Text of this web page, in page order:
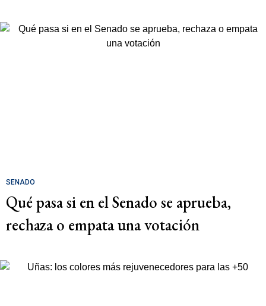
SENADO
Qué pasa si en el Senado se aprueba,
rechaza o empata una votación